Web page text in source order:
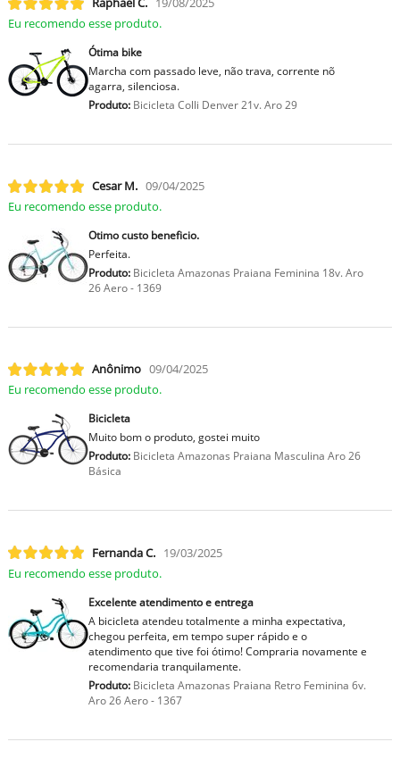
Eu recomendo esse produto.
Ótima bike
Marcha com passado leve, não trava, corrente nõ
agarra, silenciosa.
Produto:Bicicleta Colli Denver 21v. Aro 29
Cesar M. 09/04/2025
Eu recomendo esse produto.
Otimo custo beneficio.
Perfeita.
Produto:Bicicleta Amazonas Praiana Feminina 18v. Aro
26 Aero - 1369
Anônimo 09/04/2025
Eu recomendo esse produto.
Bicicleta
Muito bom o produto, gostei muito
Produto:Bicicleta Amazonas Praiana Masculina Aro 26
Básica
Fernanda C. 19/03/2025
Eu recomendo esse produto.
Excelente atendimento e entrega
A bicicleta atendeu totalmente a minha expectativa,
chegou perfeita, em tempo super rápido e o
atendimento que tive foi ótimo! Compraria novamente e
recomendaria tranquilamente.
Produto:Bicicleta Amazonas Praiana Retro Feminina 6v.
Aro 26 Aero - 1367